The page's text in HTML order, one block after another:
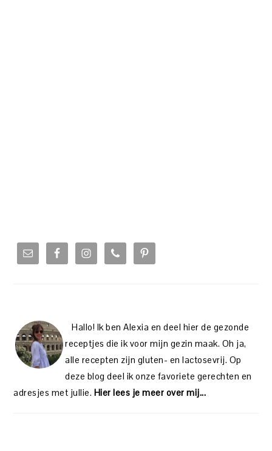
SIDEBAR
Hallo! Ik ben Alexia en deel hier de gezonde
receptjes die ik voor mijn gezin maak. Oh ja,
alle recepten zijn gluten- en lactosevrij. Op
deze blog deel ik onze favoriete gerechten en
adresjes met jullie. Hier lees je meer over mij...